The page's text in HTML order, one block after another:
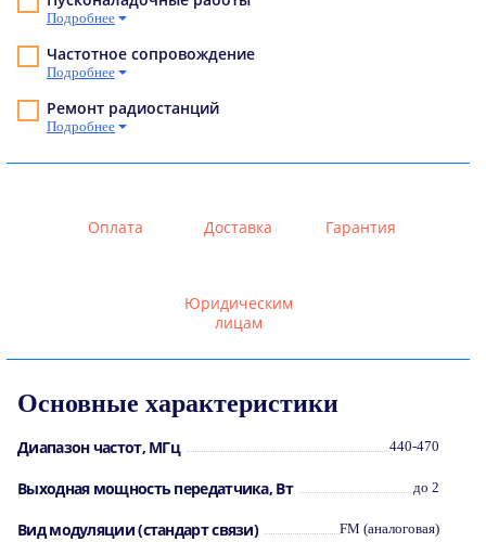
Подробнее
Частотное сопровождение
Подробнее
Ремонт радиостанций
Подробнее
Оплата Доставка Гарантия
Юридическим
лицам
Основные характеристики
Диапазон частот, МГц 440-470
Выходная мощность передатчика, Вт до 2
Вид модуляции (стандарт связи) FM (аналоговая)